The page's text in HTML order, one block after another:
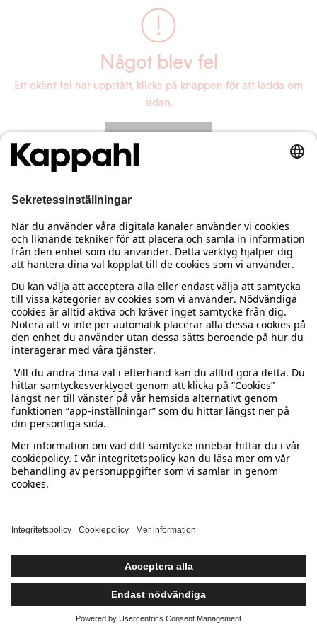
Något blev fel
Ett okänt fel har uppstått, klicka på knappen för att ladda om
sidan.